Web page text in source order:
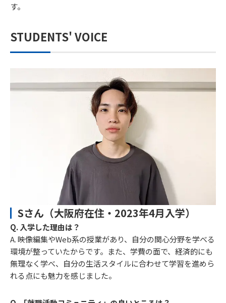
す。
STUDENTS' VOICE
Sさん（大阪府在住・2023年4月入学）
Q. 入学した理由は？
A. 映像編集やWeb系の授業があり、自分の関心分野を学べる
環境が整っていたからです。また、学費の面で、経済的にも
無理なく学べ、自分の生活スタイルに合わせて学習を進めら
れる点にも魅力を感じました。